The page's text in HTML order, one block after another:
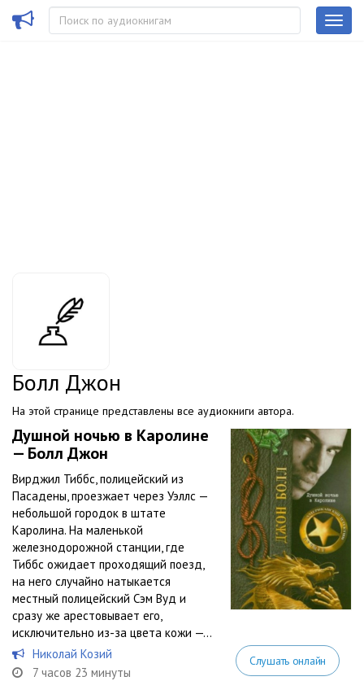
Болл Джон
На этой странице представлены все аудиокниги автора.
Душной ночью в Каролине
— Болл Джон
Вирджил Тиббс, полицейский из
Пасадены, проезжает через Уэллс —
небольшой городок в штате
Каролина. На маленькой
железнодорожной станции, где
Тиббс ожидает проходящий поезд,
на него случайно натыкается
местный полицейский Сэм Вуд и
сразу же арестовывает его,
исключительно из-за цвета кожи —...
Николай Козий
7 часов 23 минуты
Слушать онлайн